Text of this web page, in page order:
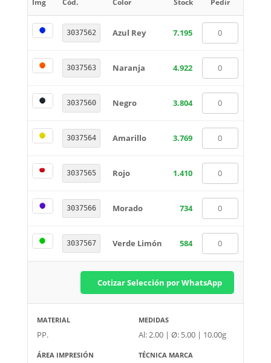
3037562 Azul Rey 7.195
3037563 Naranja 4.922
3037560 Negro 3.804
3037564 Amarillo 3.769
3037565 Rojo 1.410
3037566 Morado 734
3037567 Verde Limón 584
Cotizar Selección por WhatsApp
MATERIAL
PP.
MEDIDAS
Al: 2.00 | Ø: 5.00 | 10.00g
ÁREA IMPRESIÓN TÉCNICA MARCA